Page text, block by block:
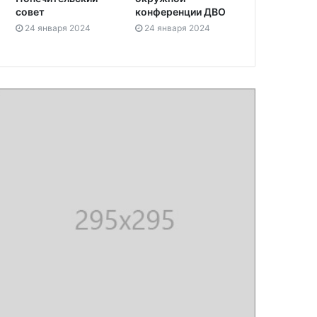
совет
24 января 2024
конференции ДВО
24 января 2024